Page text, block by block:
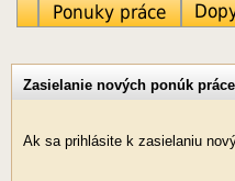
Zasielanie nových ponúk
Ak sa prihlásite k zasielaniu